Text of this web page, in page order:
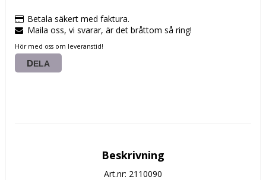
Betala säkert med faktura.
Maila oss, vi svarar, är det bråttom så ring!
Hör med oss om leveranstid!
DELA
Beskrivning
Art.nr: 2110090